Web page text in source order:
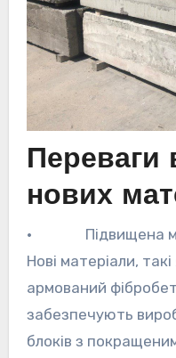
Переваги
нових
· Підвищена
Нові матеріали,
армований
забезпечують
блоків з